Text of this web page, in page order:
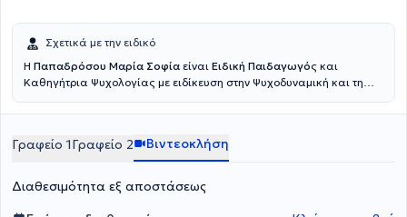
Σχετικά με την ειδικό
Η Παπαδρόσου Μαρία Σοφία είναι Ειδική Παιδαγωγός και
Καθηγήτρια Ψυχολογίας με ειδίκευση στην Ψυχοδυναμική και τη
Κηφισιά. Έχει εκπροσωπήσει την Ελλάδα στο εξωτερικό μέσα από
Αγγλία και τη Γερμανία, μεταφέροντας τη φωνή της ελληνικής
επιστήμης σε διεθνές επίπεδο. Το όραμά της για μια σύγχρονη,
προσβάσιμη και ουσιαστική εκπαίδευση, την οδήγησε στη
δημιουργία της πλατφόρμας ELITEutoring.gr, έναν σύγχρονο,
προσβάσιμο και ουσιαστικό χώρο μάθησης που ανταποκρίνεται
Γραφείο 1Γραφείο 2 Βιντεοκλήση
Διαθεσιμότητα εξ αποστάσεως